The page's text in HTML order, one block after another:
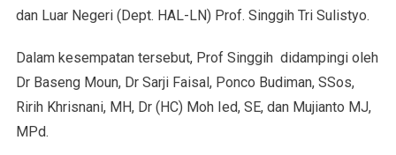
dan Luar Negeri (Dept. HAL-LN) Prof. Singgih Tri Sulistyo.
Dalam kesempatan tersebut, Prof Singgih didampingi oleh
Dr Baseng Moun, Dr Sarji Faisal, Ponco Budiman, SSos,
Ririh Khrisnani, MH, Dr (HC) Moh Ied, SE, dan Mujianto MJ,
MPd.